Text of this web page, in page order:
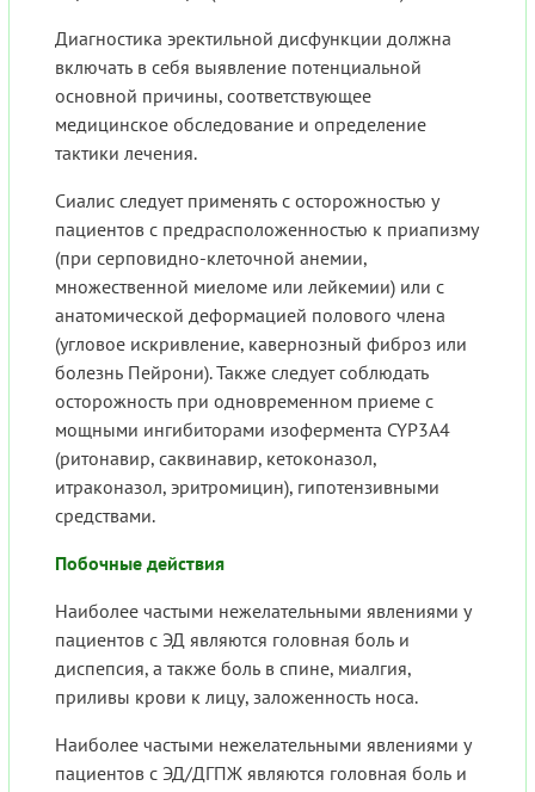
Диагностика эректильной дисфункции должна
включать в себя выявление потенциальной
основной причины, соответствующее
медицинское обследование и определение
тактики лечения.
Сиалис следует применять с осторожностью у
пациентов с предрасположенностью к приапизму
(при серповидно-клеточной анемии,
множественной миеломе или лейкемии) или с
анатомической деформацией полового члена
(угловое искривление, кавернозный фиброз или
болезнь Пейрони). Также следует соблюдать
осторожность при одновременном приеме с
мощными ингибиторами изофермента CYP3A4
(ритонавир, саквинавир, кетоконазол,
итраконазол, эритромицин), гипотензивными
средствами.
Побочные действия
Наиболее частыми нежелательными явлениями у
пациентов с ЭД являются головная боль и
диспепсия, а также боль в спине, миалгия,
приливы крови к лицу, заложенность носа.
Наиболее частыми нежелательными явлениями у
пациентов с ЭД/ДГПЖ являются головная боль и